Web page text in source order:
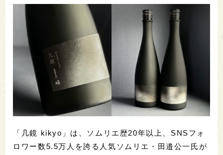
「几鏡 kikyo」は、ソムリエ歴20年以上、SNSフォ
ロワー数5.5万人を誇る人気ソムリエ・田邉公一氏が